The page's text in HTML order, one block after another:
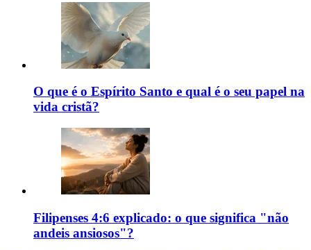
O que é o Espírito Santo e qual é o seu papel na
vida cristã?
Filipenses 4:6 explicado: o que significa "não
andeis ansiosos"?